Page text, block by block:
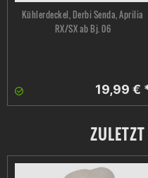
Kühlerdeckel, Derbi Senda, Aprilia
RX/SX ab Bj. 06
19,99 €